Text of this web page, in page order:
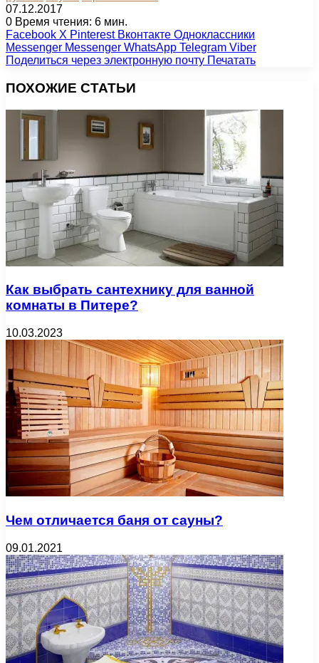
07.12.2017
0 Время чтения: 6 мин.
Facebook X Pinterest Вконтакте Одноклассники
Messenger Messenger WhatsApp Telegram Viber
Поделиться через электронную почту Печатать
ПОХОЖИЕ СТАТЬИ
Как выбрать сантехнику для ванной
комнаты в Питере?
10.03.2023
Чем отличается баня от сауны?
09.01.2021